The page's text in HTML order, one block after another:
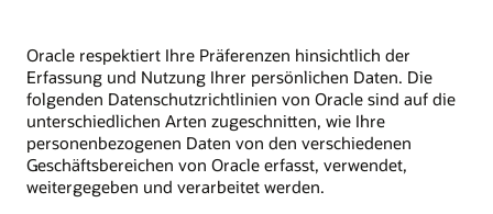
Oracle respektiert Ihre Präferenzen hinsichtlich der
Erfassung und Nutzung Ihrer persönlichen Daten. Die
folgenden Datenschutzrichtlinien von Oracle sind auf die
unterschiedlichen Arten zugeschnitten, wie Ihre
personenbezogenen Daten von den verschiedenen
Geschäftsbereichen von Oracle erfasst, verwendet,
weitergegeben und verarbeitet werden.